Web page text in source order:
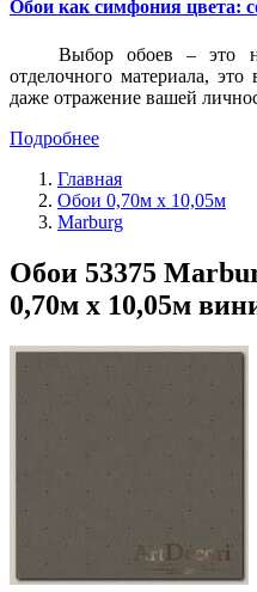
Обои как симфония цвета:
Выбор обоев – это
отделочного материала,
даже отражение вашей
Подробнее
Главная
Обои 0,70м x 10,05м
Marburg
Обои 53375
0,70м x 10,05м